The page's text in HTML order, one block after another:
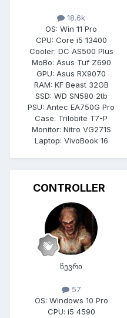
18.6k
OS: Win 11 Pro
CPU: Core i5 13400
Cooler: DC AS500 Plus
MoBo: Asus Tuf Z690
GPU: Asus RX9070
RAM: KF Beast 32GB
SSD: WD SN580 2tb
PSU: Antec EA750G Pro
Case: Trilobite T7-P
Monitor: Nitro VG271S
Laptop: VivoBook 16
CONTROLLER
წევრი
57
OS: Windows 10 Pro
CPU: i5 4590